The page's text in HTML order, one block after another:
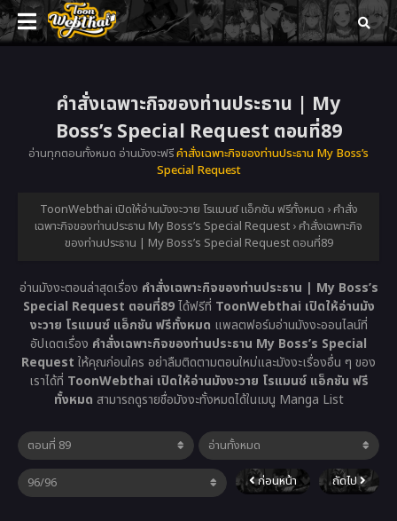
คำสั่งเฉพาะกิจของท่านประธาน | My
Boss’s Special Request ตอนที่89
อ่านทุกตอนทั้งหมด อ่านมังงะฟรีคำสั่งเฉพาะกิจของท่านประธาน My Boss’s
Special Request
ToonWebthai เปิดให้อ่านมังงะวาย โรแมนซ์ แอ็กชัน ฟรีทั้งหมด › คำสั่ง
เฉพาะกิจของท่านประธาน My Boss’s Special Request › คำสั่งเฉพาะกิจ
ของท่านประธาน | My Boss’s Special Request ตอนที่89
อ่านมังงะตอนล่าสุดเรื่อง คำสั่งเฉพาะกิจของท่านประธาน | My Boss’s
Special Request ตอนที่89ได้ฟรีที่ ToonWebthai เปิดให้อ่านมัง
งะวาย โรแมนซ์ แอ็กชัน ฟรีทั้งหมด แพลตฟอร์มอ่านมังงะออนไลน์ที่
อัปเดตเรื่อง คำสั่งเฉพาะกิจของท่านประธาน My Boss’s Special
Request ให้คุณก่อนใคร อย่าลืมติดตามตอนใหม่และมังงะเรื่องอื่น ๆ ของ
เราได้ที่ ToonWebthai เปิดให้อ่านมังงะวาย โรแมนซ์ แอ็กชัน ฟรี
ทั้งหมด สามารถดูรายชื่อมังงะทั้งหมดได้ในเมนู Manga List
ก่อนหน้า ถัดไป